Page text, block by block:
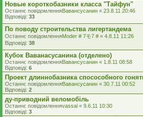
Новые короткобазники класса "Тайфун"
Останнє повідомленняВавансусанин « 23.8.11 20:46
Відповіді: 33
По поводу строительства лигертандема
Останнє повідомленняModer # 7モ7 # « 4.8.11 11:26
Відповіді: 38
Кубок Ваванасусанина (отделено)
Останнє повідомленняВавансусанин « 1.8.11 08:58
Відповіді: 6
Проект длиннобазника спосособного
Останнє повідомленняВавансусанин « 30.7.11 00:52
Відповіді: 2
ду-приводний веломобіль
Останнє повідомленняvassai « 9.6.11 10:30
Відповіді: 3